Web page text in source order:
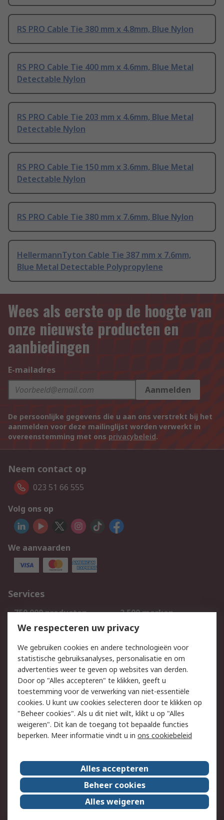
RS PRO Cable Tie 380 mm x 4.8mm, Blue Nylon
RS PRO Cable Tie 400 mm x 4.6mm, Blue Metal
Detectable Nylon
RS PRO Cable Tie 203 mm x 4.6mm, Blue Metal
Detectable Nylon
RS PRO Cable Tie 150 mm x 3.6mm, Blue Metal
Detectable Nylon
RS PRO Cable Tie 380 mm x 7.6mm, Blue Nylon
HellermannTyton Cable Tie 387 mm x 7.6mm,
Blue Metal Detectable Polypropylene
Wees als eerste op de hoogte van
onze nieuwste producten en
aanbiedingen
E-mailadres
Aanmelden
De persoonlijke gegevens die u aan ons verstrekt bij het
aanmelden voor deze mailinglijst worden verwerkt in
overeenstemming met ons privacybeleid.
Neem contact op
023 51 66 555
Volg ons op
We aanvaarden
Services
750.000 producten
2.500 merken
Bestellen
Inkoopoplossingen
Track & Trace
Wettelijk
Cookiebeleid
Email veiligheid
Privacybeleid
Websitevoorwaarden
Algemene
verkoopvoorwaarden
Over RS
RS Group
Over ons
RS wereldwijd
Werken bij RS
ESG
We respecteren uw privacy
We gebruiken cookies en andere technologieën voor
statistische gebruiksanalyses, personalisatie en om
advertenties weer te geven op websites van derden.
Door op "Alles accepteren" te klikken, geeft u
toestemming voor de verwerking van niet-essentiële
cookies. U kunt uw cookies selecteren door te klikken op
"Beheer cookies". Als u dit niet wilt, klikt u op "Alles
weigeren". Dit kan de toegang tot bepaalde functies
beperken. Meer informatie vindt u in ons cookiebeleid
Alles accepteren
Beheer cookies
Alles weigeren